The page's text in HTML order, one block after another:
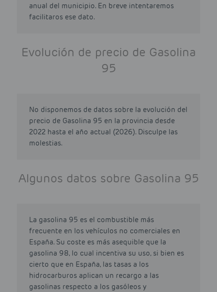
anual del municipio. En breve intentaremos
facilitaros ese dato.
Evolución de precio de Gasolina
95
No disponemos de datos sobre la evolución del
precio de Gasolina 95 en la provincia desde
2022 hasta el año actual (2026). Disculpe las
molestias.
Algunos datos sobre Gasolina 95
La gasolina 95 es el combustible más
frecuente en los vehículos no comerciales en
España. Su coste es más asequible que la
gasolina 98, lo cual incentiva su uso, si bien es
cierto que en España, las tasas a los
hidrocarburos aplican un recargo a las
gasolinas respecto a los gasóleos y